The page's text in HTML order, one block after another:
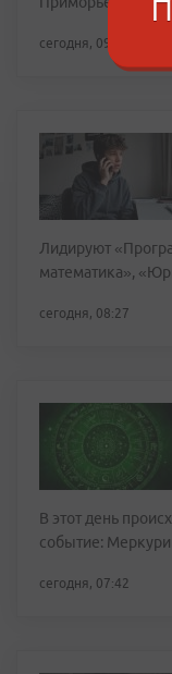
сегодня, 09:15
Лидируют
математика»,
сегодня, 08:27
В этот день
событие:
сегодня, 07:42